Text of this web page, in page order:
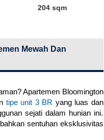
204 sqm
Mewah Dan
Apartemen Bloomington
tipe unit 3 BR yang luas dan
sejati dalam hunian ini.
sentuhan eksklusivitas